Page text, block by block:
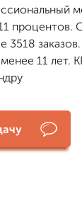
процентов.
3518
11 лет.